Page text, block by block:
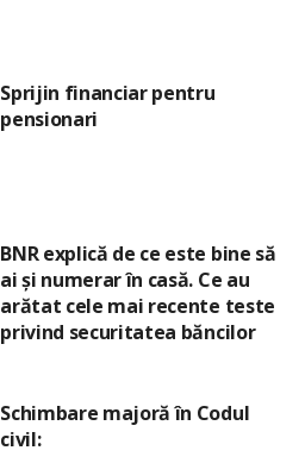
Sprijin financiar pentru
pensionari
BNR explică de ce este bine să
ai și numerar în casă. Ce au
arătat cele mai recente teste
privind securitatea băncilor
Schimbare majoră în Codul
civil: